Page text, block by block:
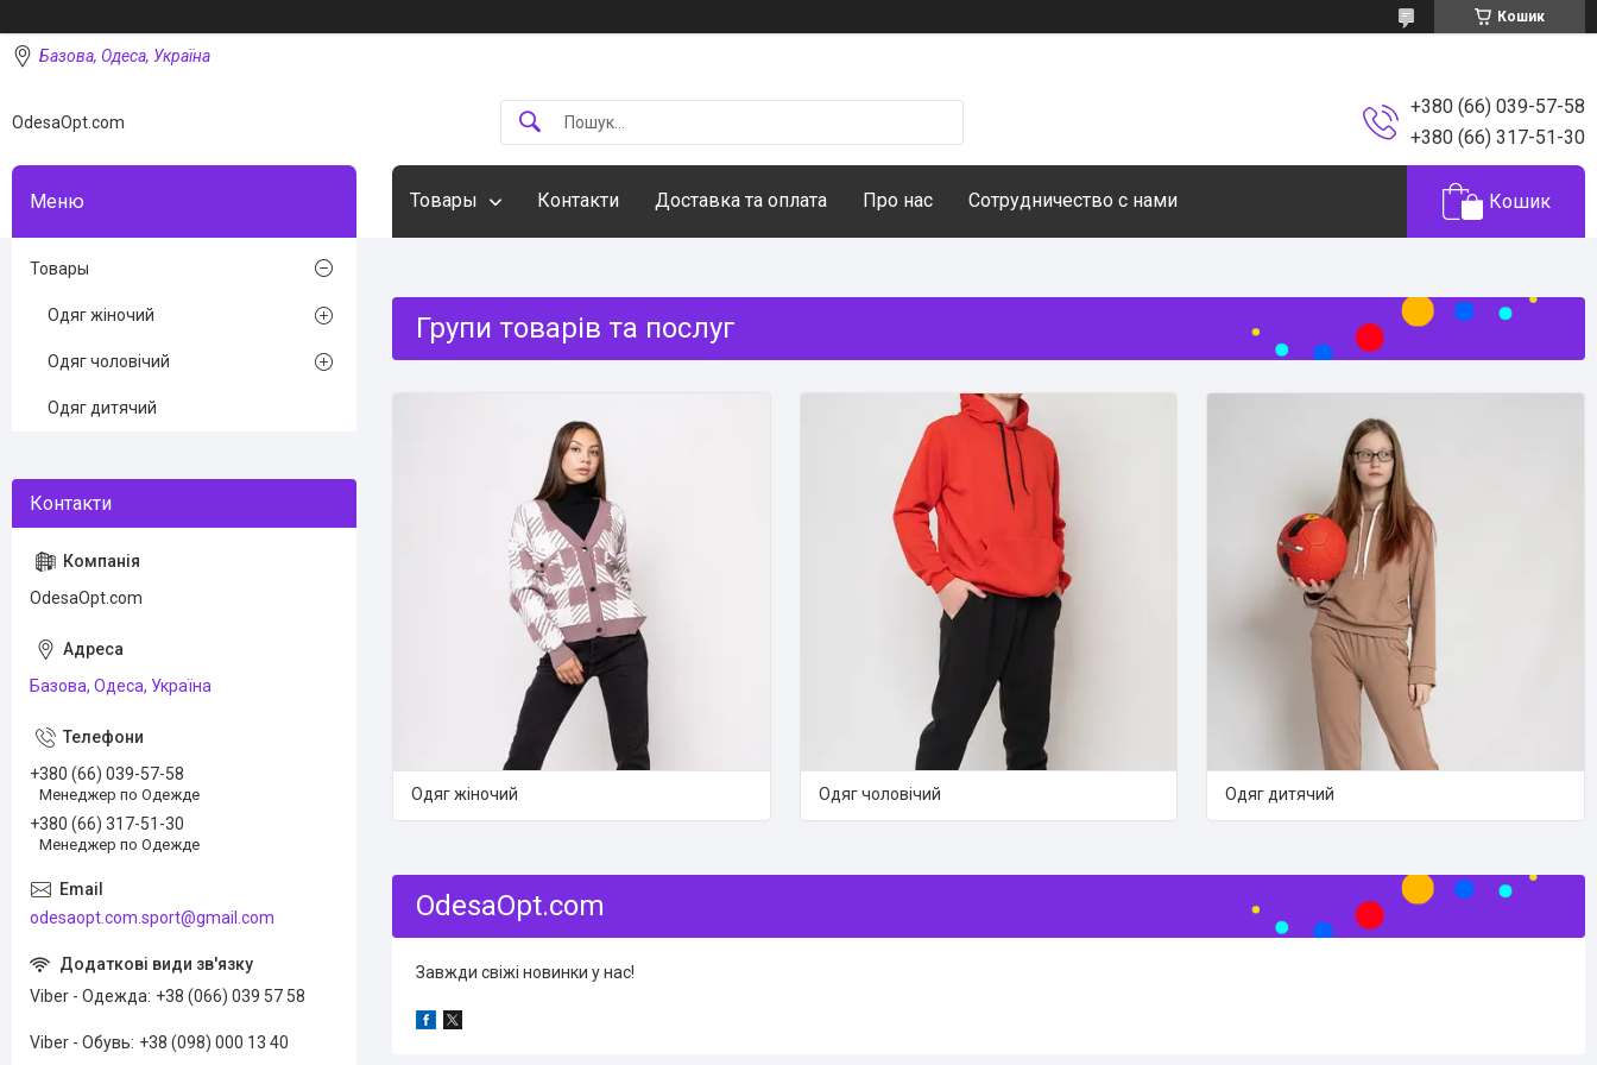
Кошик
Базова, Одеса, Україна
OdesaOpt.com
+380 (66) 039-57-58
+380 (66) 317-51-30
Товары Контакти Доставка та оплата Про нас Сотрудничество с нами Кошик
Групи товарів та послуг
Одяг жіночий Одяг чоловічий Одяг дитячий
OdesaOpt.com
Завжди свіжі новинки у нас!
Товары
Одяг жіночий
Одяг чоловічий
Одяг дитячий
OdesaOpt.com
Базова, Одеса, Україна
+380 (66) 039-57-58
Менеджер по Одежде
+380 (66) 317-51-30
Менеджер по Одежде
odesaopt.com.sport@gmail.com
Viber - Одежда +38 (066) 039 57 58
Viber - Обувь +38 (098) 000 13 40